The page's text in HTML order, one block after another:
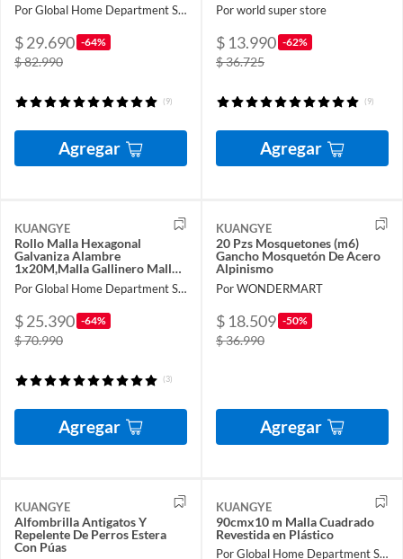
Por Global Home Department Store
$ 29.690 -64%
$ 82.990
(9)
Agregar
Por world super store
$ 13.990 -62%
$ 36.725
(9)
Agregar
KUANGYE
Rollo Malla Hexagonal
Galvaniza Alambre
1x20M,Malla Gallinero Malla
Alambre Para Plantas De
Jardín
Por Global Home Department Store
$ 25.390 -64%
$ 70.990
(3)
Agregar
KUANGYE
20 Pzs Mosquetones (m6)
Gancho Mosquetón De Acero
Alpinismo
Por WONDERMART
$ 18.509 -50%
$ 36.990
Agregar
KUANGYE
Alfombrilla Antigatos Y
Repelente De Perros Estera
Con Púas
KUANGYE
90cmx10 m Malla Cuadrado
Revestida en Plástico
Por Global Home Department Store